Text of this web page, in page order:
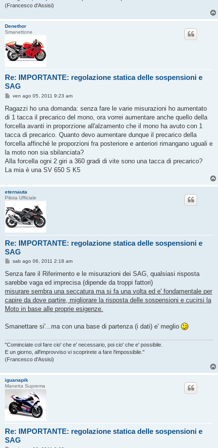
(Francesco d'Assisi)
Denethor
Smanettone
Re: IMPORTANTE: regolazione statica delle sospensioni e
SAG
M
s
a
g
i
o
ven ago 05, 2011 9:23 am
Ragazzi ho una domanda: senza fare le varie misurazioni ho aumentato
di 1 tacca il precarico del mono, ora vorrei aumentare anche quello della
forcella avanti in proporzione all'alzamento che il mono ha avuto con 1
tacca di precarico. Quanto devo aumentare dunque il precarico della
forcella affinché le proporzioni fra posteriore e anteriori rimangano uguali e
la moto non sia sbilanciata?
Alla forcella ogni 2 giri a 360 gradi di vite sono una tacca di precarico?
La mia è una SV 650 S K5
eternauta
Pilota Ufficiale
Re: IMPORTANTE: regolazione statica delle sospensioni e
SAG
M
s
a
g
g
i
o
sab ago 06, 2011 2:18 am
Senza fare il Riferimento e le misurazioni dei SAG, qualsiasi risposta
sarebbe vaga ed imprecisa (dipende da troppi fattori)
misurare sembra una seccatura ma si fa una volta ed e' fondamentale per
capire da dove partire, migliorare la risposta delle sospensioni e cucirsi la
Moto in base alle proprie esigenze.
Smanettare si'...ma con una base di partenza (i dati) e' meglio
"Cominciate col fare cio' che e' necessario, poi cio' che e' possibile.
E un giorno, all'improvviso vi scoprirete a fare l'impossibile."
(Francesco d'Assisi)
iguanapik
Manetta Suprema
Re: IMPORTANTE: regolazione statica delle sospensioni e
SAG